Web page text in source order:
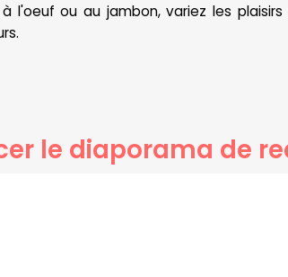
l'oeuf ou au jambon, variez les
le diaporama de